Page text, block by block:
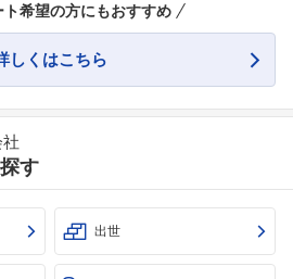
希望の方にもおすすめ
しくはこちら
す
出世